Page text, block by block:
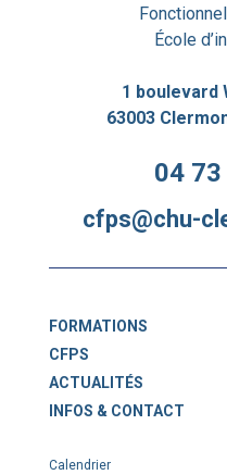
École
1 boulevard
63003
04
cfps@chu-
FORMATIONS
CFPS
ACTUALITÉS
INFOS & CONTACT
Calendrier